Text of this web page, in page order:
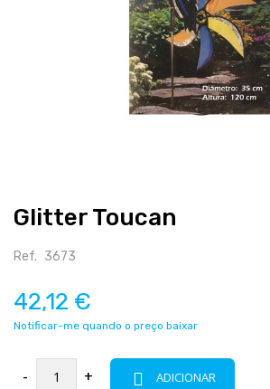
Glitter Toucan
Ref. 3673
42,12 €
Notificar-me quando o preço baixar
- + ADICIONAR
para
início
galeria